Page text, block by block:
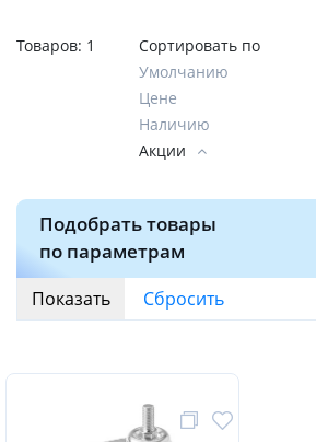
Товаров: 1
Сортировать по
Умолчанию
Цене
Наличию
Акции
Подобрать товары
по параметрам